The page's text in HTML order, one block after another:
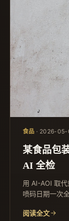
食品 · 2026-
某食品包
AI 全检
用 AI-AOI 取代
喷码日期一次
阅读全文